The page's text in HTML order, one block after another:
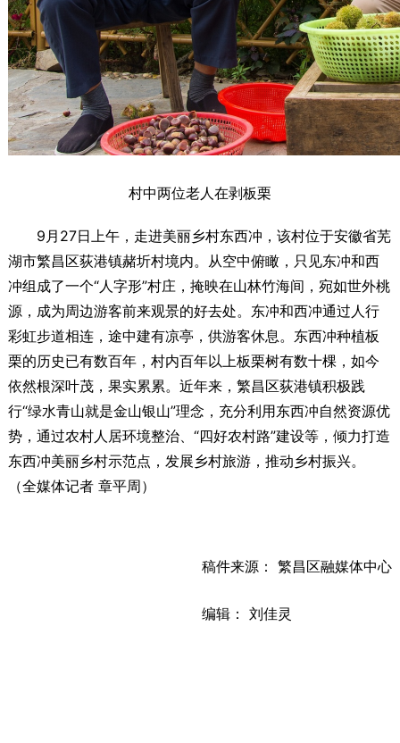
村中两位老人在剥板栗
9月27日上午，走进美丽乡村东西冲，该村位于安徽省芜
湖市繁昌区荻港镇赭圻村境内。从空中俯瞰，只见东冲和西
冲组成了一个“人字形”村庄，掩映在山林竹海间，宛如世外桃
源，成为周边游客前来观景的好去处。东冲和西冲通过人行
彩虹步道相连，途中建有凉亭，供游客休息。东西冲种植板
栗的历史已有数百年，村内百年以上板栗树有数十棵，如今
依然根深叶茂，果实累累。近年来，繁昌区荻港镇积极践
行“绿水青山就是金山银山”理念，充分利用东西冲自然资源优
势，通过农村人居环境整治、“四好农村路”建设等，倾力打造
东西冲美丽乡村示范点，发展乡村旅游，推动乡村振兴。
（全媒体记者 章平周）
稿件来源： 繁昌区融媒体中心
编辑： 刘佳灵